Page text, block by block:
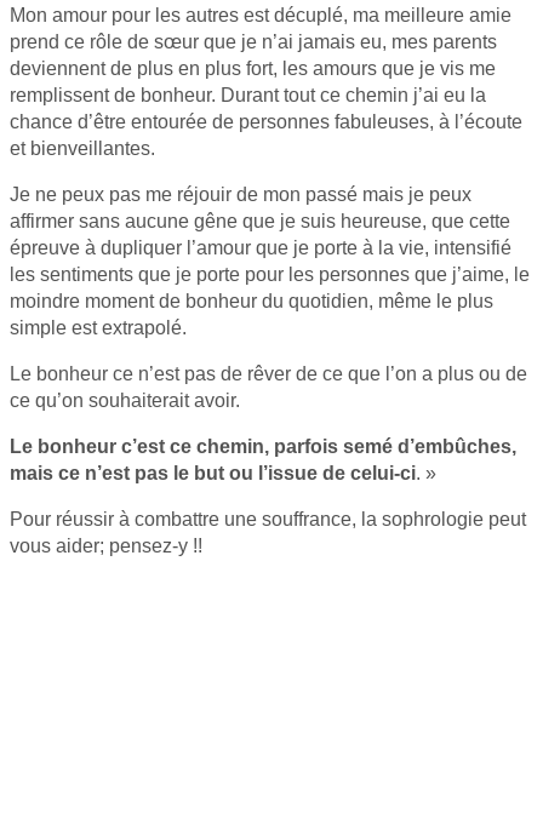
Mon amour pour les autres est décuplé, ma meilleure amie
prend ce rôle de sœur que je n’ai jamais eu, mes parents
deviennent de plus en plus fort, les amours que je vis me
remplissent de bonheur. Durant tout ce chemin j’ai eu la
chance d’être entourée de personnes fabuleuses, à l’écoute
et bienveillantes.
Je ne peux pas me réjouir de mon passé mais je peux
affirmer sans aucune gêne que je suis heureuse, que cette
épreuve à dupliquer l’amour que je porte à la vie, intensifié
les sentiments que je porte pour les personnes que j’aime, le
moindre moment de bonheur du quotidien, même le plus
simple est extrapolé.
Le bonheur ce n’est pas de rêver de ce que l’on a plus ou de
ce qu’on souhaiterait avoir.
Le bonheur c’est ce chemin, parfois semé d’embûches,
mais ce n’est pas le but ou l’issue de celui-ci. »
Pour réussir à combattre une souffrance, la sophrologie peut
vous aider; pensez-y !!